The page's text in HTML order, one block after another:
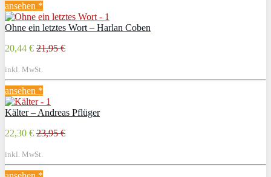
ansehen *
Ohne ein letztes Wort – Harlan Coben
20,44 € 21,95 €
inkl. MwSt.
ansehen *
Kälter – Andreas Pflüger
22,30 € 23,95 €
inkl. MwSt.